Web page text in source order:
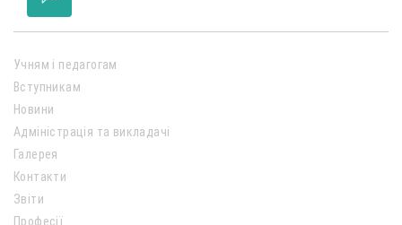
Учням і педагогам
Вступникам
Новини
Адміністрація та викладачі
Галерея
Контакти
Звіти
Професії